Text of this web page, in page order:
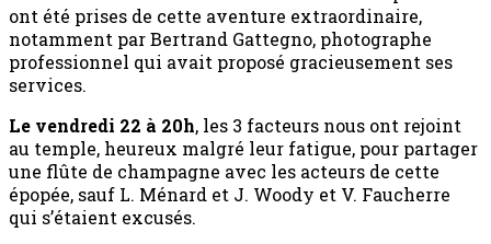
ont été prises de cette aventure extraordinaire,
notamment par Bertrand Gattegno, photographe
professionnel qui avait proposé gracieusement ses
services.
Le vendredi 22 à 20h, les 3 facteurs nous ont rejoint
au temple, heureux malgré leur fatigue, pour partager
une flûte de champagne avec les acteurs de cette
épopée, sauf L. Ménard et J. Woody et V. Faucherre
qui s’étaient excusés.